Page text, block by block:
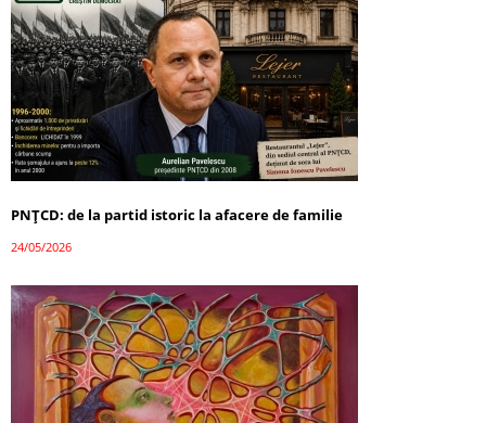
PNȚCD: de la partid istoric la afacere de familie
24/05/2026